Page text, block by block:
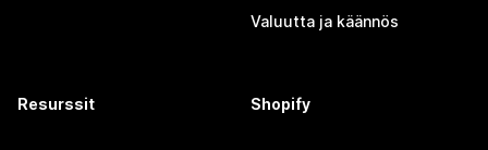
Valuutta ja käännös
Resurssit Shopify